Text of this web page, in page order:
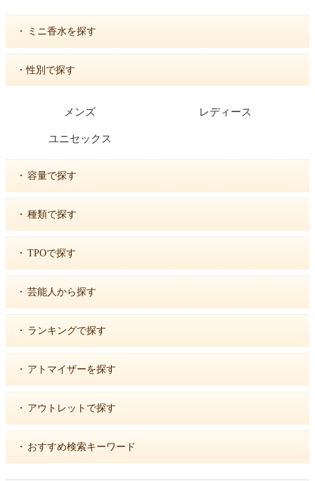
・ ミニ香水を探す
・性別で探す
メンズ レディース
ユニセックス
・ 容量で探す
・ 種類で探す
・ TPOで探す
・ 芸能人から探す
・ ランキングで探す
・ アトマイザーを探す
・ アウトレットで探す
・ おすすめ検索キーワード